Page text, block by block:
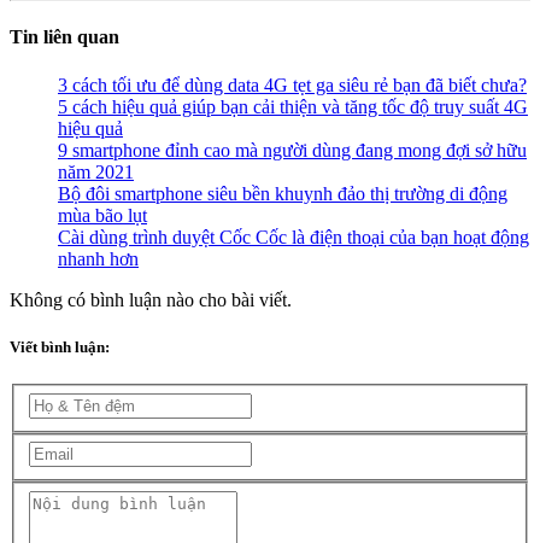
Tin liên quan
3 cách tối ưu để dùng data 4G tẹt ga siêu rẻ bạn đã biết chưa?
5 cách hiệu quả giúp bạn cải thiện và tăng tốc độ truy suất 4G
hiệu quả
9 smartphone đỉnh cao mà người dùng đang mong đợi sở hữu
năm 2021
Bộ đôi smartphone siêu bền khuynh đảo thị trường di động
mùa bão lụt
Cài dùng trình duyệt Cốc Cốc là điện thoại của bạn hoạt động
nhanh hơn
Không có bình luận nào cho bài viết.
Viết bình luận: